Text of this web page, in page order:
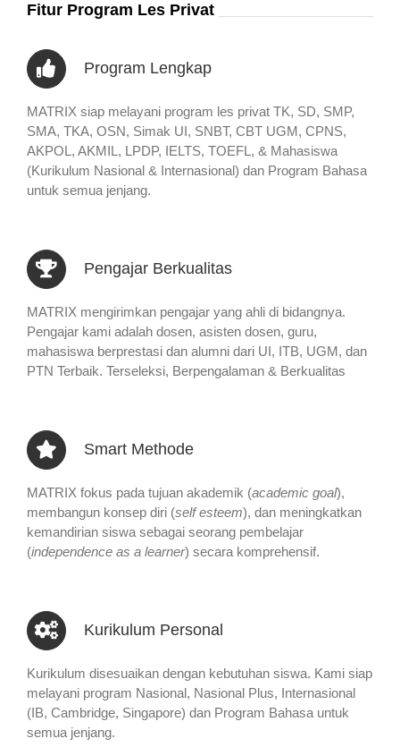
Fitur Program Les Privat
Program Lengkap
MATRIX siap melayani program les privat TK, SD, SMP,
SMA, TKA, OSN, Simak UI, SNBT, CBT UGM, CPNS,
AKPOL, AKMIL, LPDP, IELTS, TOEFL, & Mahasiswa
(Kurikulum Nasional & Internasional) dan Program Bahasa
untuk semua jenjang.
Pengajar Berkualitas
MATRIX mengirimkan pengajar yang ahli di bidangnya.
Pengajar kami adalah dosen, asisten dosen, guru,
mahasiswa berprestasi dan alumni dari UI, ITB, UGM, dan
PTN Terbaik. Terseleksi, Berpengalaman & Berkualitas
Smart Methode
MATRIX fokus pada tujuan akademik (academic goal),
membangun konsep diri (self esteem), dan meningkatkan
kemandirian siswa sebagai seorang pembelajar
(independence as a learner) secara komprehensif.
Kurikulum Personal
Kurikulum disesuaikan dengan kebutuhan siswa. Kami siap
melayani program Nasional, Nasional Plus, Internasional
(IB, Cambridge, Singapore) dan Program Bahasa untuk
semua jenjang.